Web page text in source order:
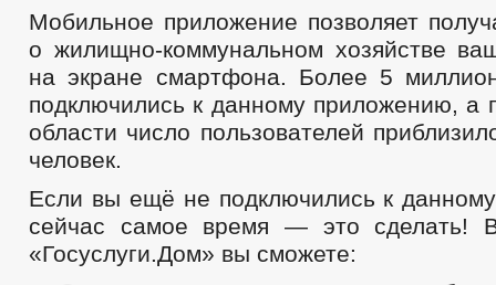
Мобильное приложение позволяет
о жилищно-коммунальном хозяйстве
на экране смартфона. Более 5
подключились к данному приложению, а
области число пользователей
человек.
Если вы ещё не подключились к
сейчас самое время — это сделать!
«Госуслуги.Дом» вы сможете: